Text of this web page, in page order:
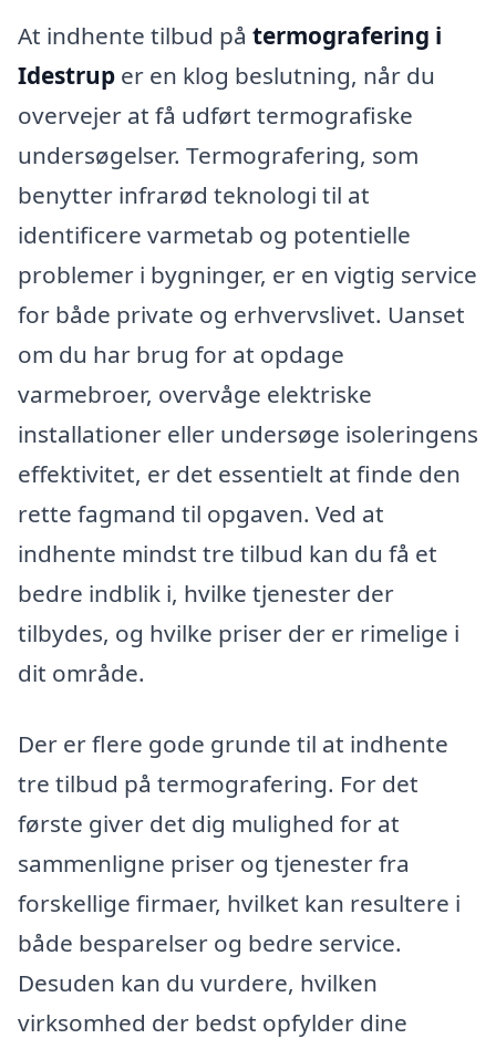
At indhente tilbud på termografering i
Idestrup er en klog beslutning, når du
overvejer at få udført termografiske
undersøgelser. Termografering, som
benytter infrarød teknologi til at
identificere varmetab og potentielle
problemer i bygninger, er en vigtig service
for både private og erhvervslivet. Uanset
om du har brug for at opdage
varmebroer, overvåge elektriske
installationer eller undersøge isoleringens
effektivitet, er det essentielt at finde den
rette fagmand til opgaven. Ved at
indhente mindst tre tilbud kan du få et
bedre indblik i, hvilke tjenester der
tilbydes, og hvilke priser der er rimelige i
dit område.
Der er flere gode grunde til at indhente
tre tilbud på termografering. For det
første giver det dig mulighed for at
sammenligne priser og tjenester fra
forskellige firmaer, hvilket kan resultere i
både besparelser og bedre service.
Desuden kan du vurdere, hvilken
virksomhed der bedst opfylder dine